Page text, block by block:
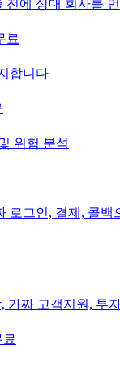
전에 상대 회사를
료
합니다
위험 분석
로그인, 결제, 콜백
가짜 고객지원, 투
료